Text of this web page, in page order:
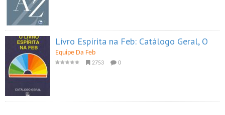
Livro Espírita na Feb: Catálogo Geral, O
Equipe Da Feb
2753 0